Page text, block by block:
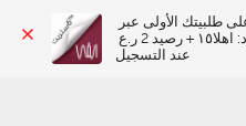
عند التسجيل